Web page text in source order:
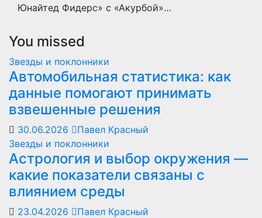
Юнайтед Фидерс» с «Акурбой»…
You missed
Звезды и поклонники
Автомобильная статистика: как
данные помогают принимать
взвешенные решения
30.06.2026
Павел Красный
Звезды и поклонники
Астрология и выбор окружения —
какие показатели связаны с
влиянием среды
23.04.2026
Павел Красный